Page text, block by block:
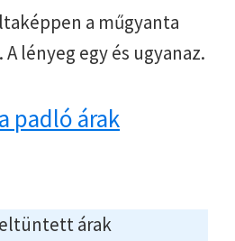
a műgyanta
lényeg egy és ugyanaz.
padló árak
árak